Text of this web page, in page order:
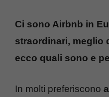
Ci sono Airbnb in
straordinari, meglio
ecco quali sono e
In molti preferiscono